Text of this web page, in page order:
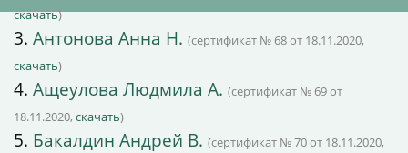
скачать)
3. Антонова Анна Н. (сертификат № 68 от 18.11.2020,
скачать)
4. Ащеулова Людмила А. (сертификат № 69 от
18.11.2020, скачать)
5. Бакалдин Андрей В. (сертификат № 70 от 18.11.2020,